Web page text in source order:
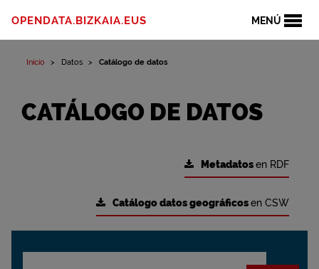
MENÚ
OPENDATA.BIZKAIA.EUS
Inicio Datos Catálogo de datos
CATÁLOGO DE DATOS
Metadatosen RDF
Catálogo datos geográficosen CSW